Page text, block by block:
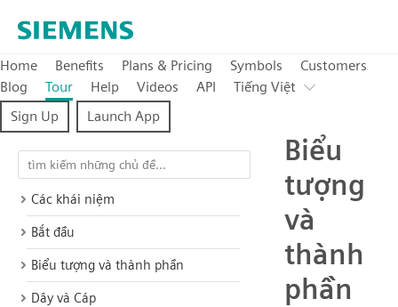
Home Benefits Plans & Pricing Symbols
Customers
Blog
Tour Help Videos API
Tiếng Việt
Sign Up
Launch App
Các khái niệm
Bắt đầu
Biểu tượng và thành phần
Dây và Cáp
Biểu
tượng
và
thành
phần